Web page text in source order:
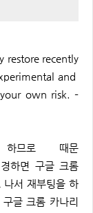
restore recently
and
own risk. –
므로 때문
하면 구글 크롬
서 재부팅을 하
글 크롬 카나리